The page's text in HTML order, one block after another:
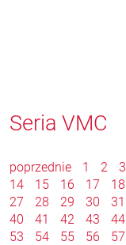
Seria VMC
poprzednie 1 2 3
14
15 16 17 18
27
28 29 30 31
40
41 42 43 44
53
54 55 56 57